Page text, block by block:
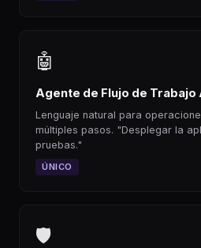
🤖
Agente de Flujo de Trabajo
Lenguaje natural para
múltiples pasos. "Desplegar la
pruebas."
ÚNICO
🛡